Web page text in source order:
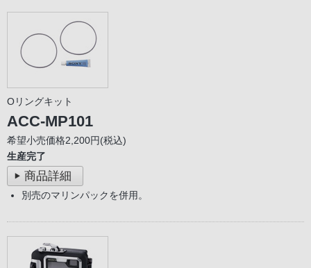
Oリングキット
ACC-MP101
希望小売価格2,200円(税込)
生産完了
商品詳細
別売のマリンパックを併用。